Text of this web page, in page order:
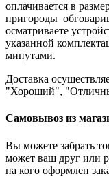
оплачивается в
пригороды
осматриваете
указанной
минутами.
Доставка
"Хороший",
Самовывоз из
Вы можете забрать
может ваш друг или
на кого оформлен